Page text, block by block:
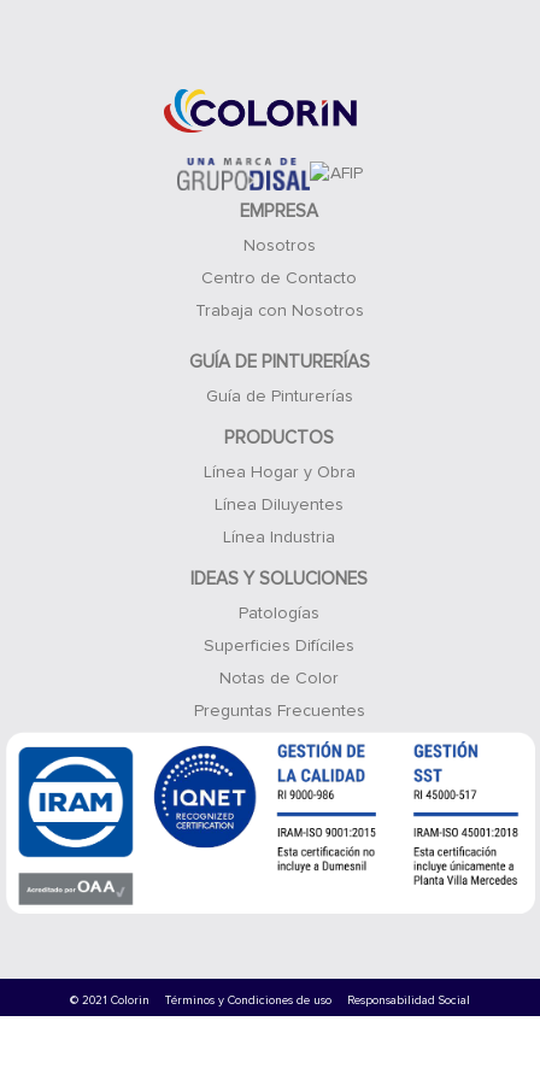
EMPRESA
Nosotros
Centro de Contacto
Trabaja con Nosotros
GUÍA DE PINTURERÍAS
Guía de Pinturerías
PRODUCTOS
Línea Hogar y Obra
Línea Diluyentes
Línea Industria
IDEAS Y SOLUCIONES
Patologías
Superficies Difíciles
Notas de Color
Preguntas Frecuentes
© 2021 Colorin Términos y Condiciones de uso Responsabilidad Social